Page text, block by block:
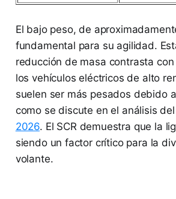
El bajo peso, de
fundamental para su agilidad.
reducción de masa contrasta
los vehículos eléctricos de alto
suelen ser más pesados debido
como se discute en el análisis del
2026. El SCR demuestra que la
siendo un factor crítico para la
volante.